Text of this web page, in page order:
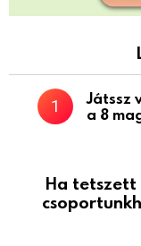
Játssz
a 8
Ha tetszett